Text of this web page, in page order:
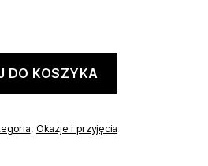
DO KOSZYKA
, Okazje i przyjęcia